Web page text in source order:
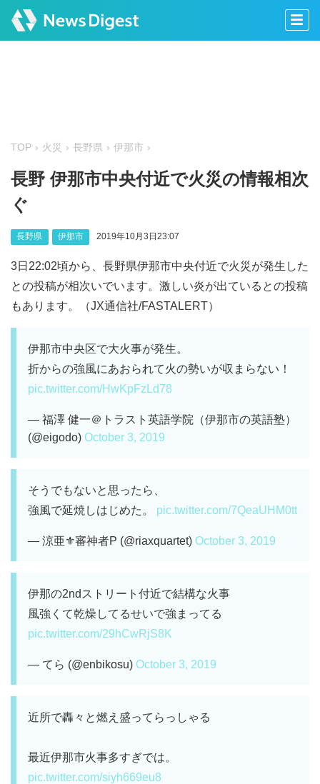
TOP 火災 長野県 伊那市
長野 伊那市中央付近で火災の情報相次
ぐ
長野県 伊那市 2019年10月3日23:07
3日22:02頃から、長野県伊那市中央付近で火災が発生した
との投稿が相次いでいます。激しい炎が出ているとの投稿
もあります。（JX通信社/FASTALERT）
伊那市中央区で大火事が発生。
折からの強風にあおられて火の勢いが収まらない！
pic.twitter.com/HwKpFzLd78
— 福澤 健一＠トラスト英語学院（伊那市の英語塾）
(@eigodo) October 3, 2019
そうでもないと思ったら、
強風で延焼しはじめた。 pic.twitter.com/7QeaUHM0tt
— 涼亜⚜️審神者P (@riaxquartet) October 3, 2019
伊那の2ndストリート付近で結構な火事
風強くて乾燥してるせいで強まってる
pic.twitter.com/29hCwRjS8K
— てら (@enbikosu) October 3, 2019
近所で轟々と燃え盛ってらっしゃる
最近伊那市火事多すぎでは。
pic.twitter.com/siyh669eu8